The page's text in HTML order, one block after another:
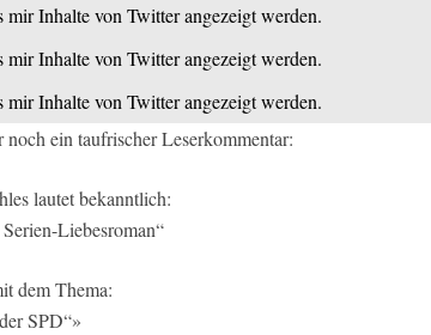
mir Inhalte von Twitter angezeigt werden.
mir Inhalte von Twitter angezeigt werden.
mir Inhalte von Twitter angezeigt werden.
ein taufrischer Leserkommentar:
lautet bekanntlich:
Liebesroman“
dem Thema:
SPD“»